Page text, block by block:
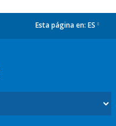
Esta página en: ES